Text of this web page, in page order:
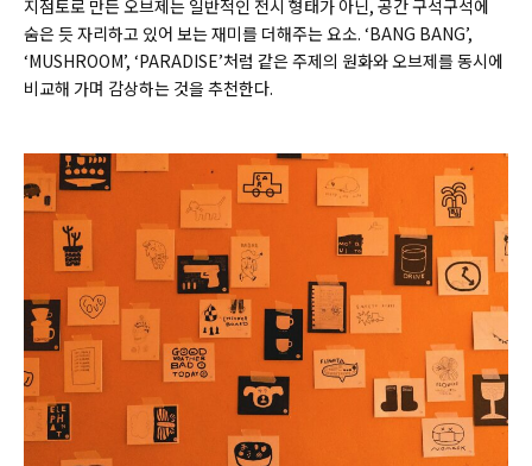
지점토로 만든 오브제는 일반적인 전시 형태가 아닌, 공간 구석구석에
숨은 듯 자리하고 있어 보는 재미를 더해주는 요소. ‘BANG BANG’,
‘MUSHROOM’, ‘PARADISE’처럼 같은 주제의 원화와 오브제를 동시에
비교해 가며 감상하는 것을 추천한다.